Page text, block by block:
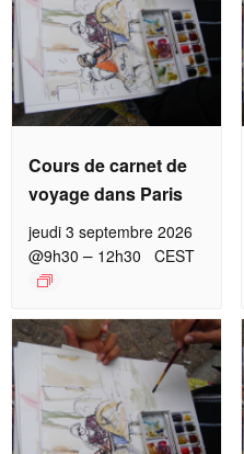
Cours de carnet de
voyage dans Paris
jeudi 3 septembre 2026
@9h30 – 12h30 CEST